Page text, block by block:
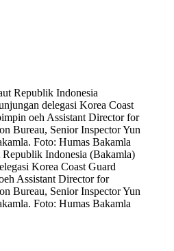
Indonesia (Bakamla)
Korea Coast Guard
Assistant Director for
Bureau, Senior Inspector Yun
Foto: Humas Bakamla